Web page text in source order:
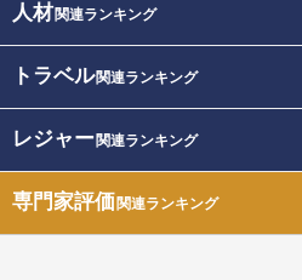
人材関連ランキング
トラベル関連ランキング
レジャー関連ランキング
専門家評価関連ランキング